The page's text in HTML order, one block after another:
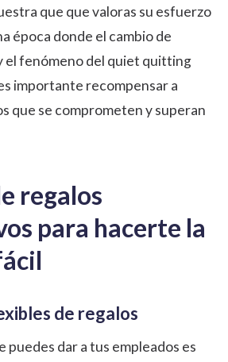
que que valoras su esfuerzo
época donde el cambio de
el fenómeno del quiet quitting
importante recompensar a
que se comprometen y superan
regalos
para hacerte la
de regalos
puedes dar a tus empleados es